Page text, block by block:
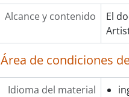
Alcance y contenido
El
Área de condiciones
Idioma del material